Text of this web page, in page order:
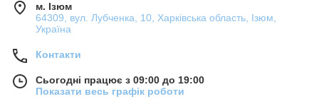
м. Ізюм
64309, вул. Лубченка, 10, Харківська область, Ізюм,
Україна
Контакти
Сьогодні працює з 09:00 до 19:00
Показати весь графік роботи